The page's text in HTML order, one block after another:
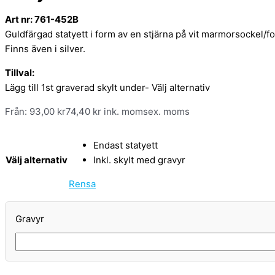
Art nr: 761-452B
Guldfärgad statyett i form av en stjärna på vit marmorsockel/
Finns även i silver.
Tillval:
Lägg till 1st graverad skylt under- Välj alternativ
Från: 93,00 kr74,40 kr ink. momsex. moms
Välj alternativ
Endast statyett
Inkl. skylt med gravyr
Rensa
Gravyr